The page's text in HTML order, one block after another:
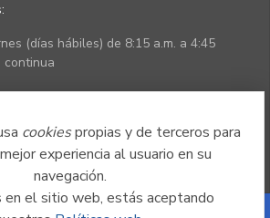
cookiespropias y de terceros para
experiencia al usuario en su
navegación.
en el sitio web, estás aceptando
(días hábiles) de 8:15 a.m. a 4:45
continua